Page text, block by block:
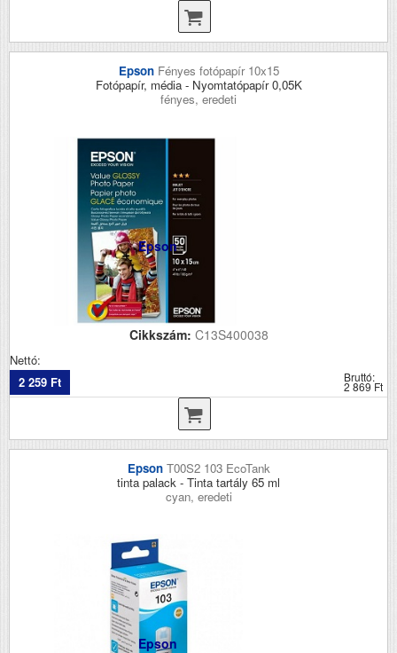
Epson Fényes fotópapír 10x15
Fotópapír, média - Nyomtatópapír 0,05K
fényes, eredeti
Epson
Cikkszám: C13S400038
Nettó:
2 259 Ft
Bruttó:
2 869 Ft
Epson T00S2 103 EcoTank
tinta palack - Tinta tartály 65 ml
cyan, eredeti
Epson